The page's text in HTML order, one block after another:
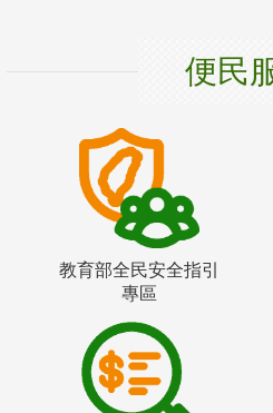
便民
教育部全民安全指引
專區